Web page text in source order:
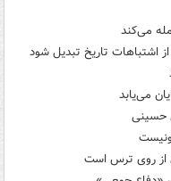
اشتباهات تاریخ تبدیل شود
می‌یابد
حسینی
از روی ترس است